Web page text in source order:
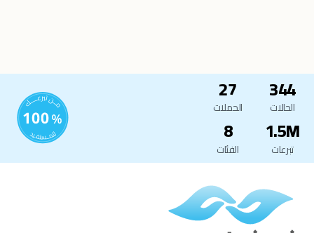
344
الحالات
27
الحملات
1.5M
تبرعات
8
الفئات